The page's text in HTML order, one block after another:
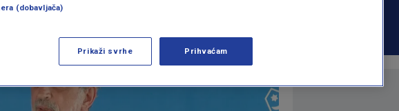
(dobavljača)
Prikaži svrhe Prihvaćam